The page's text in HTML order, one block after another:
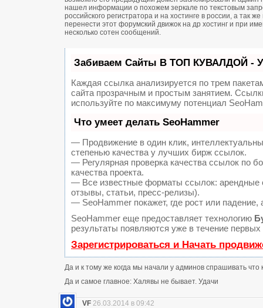
нашел информации о похожем зеркале по текстовым
российского регистратора и на хостинге в россии, а
перенести этот форумский движок на др хостинг и при
несколько сотен сообщений.
Забиваем Сайты В ТОП КУВАЛДОЙ -
Каждая ссылка анализируется по трем
сайта прозрачным и простым занятием.
используйте по максимуму потенциал
Что умеет делать SeoHammer
— Продвижение в один клик,
степенью качества у лучших бирж ссылок.
— Регулярная проверка качества ссылок по
качества проекта.
— Все известные форматы ссылок: арендные
отзывы, статьи, пресс-релизы).
— SeoHammer покажет, где рост или
SeoHammer еще предоставляет технологию
результаты появляются уже в течение первых
Зарегистрироваться и Начать
Да и к тому же когда мы начали у админов спрашивать что
Да и самое главное: Халявы не бывает. Удачи
VF 26.03.2014 в 09:42